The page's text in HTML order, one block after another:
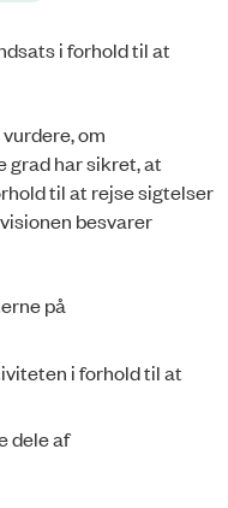
i forhold til at
om
har sikret, at
til at rejse sigtelser
besvarer
på
i forhold til at
dele af